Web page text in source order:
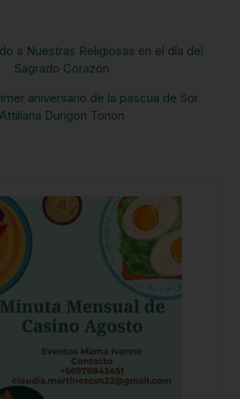
a Nuestras Religiosas en el día del
Sagrado Corazón
aniversario de la pascua de Sor
Attiliana Durigon Tonon